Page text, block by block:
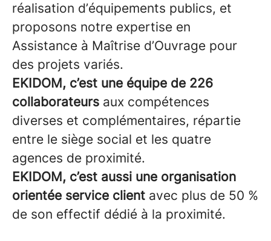
réalisation d’équipements publics, et
proposons notre expertise en
Assistance à Maîtrise d’Ouvrage pour
des projets variés.
EKIDOM, c’est une équipe de 226
collaborateurs aux compétences
diverses et complémentaires, répartie
entre le siège social et les quatre
agences de proximité.
EKIDOM, c’est aussi une organisation
orientée service client avec plus de 50 %
de son effectif dédié à la proximité.